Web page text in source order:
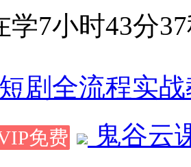
学7小时43分
剧全流程实
免费
鬼谷云